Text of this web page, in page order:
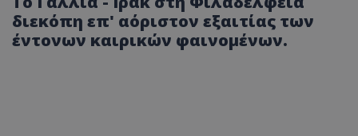
διεκόπη επ' αόριστον εξαιτίας των
έντονων καιρικών φαινομένων.